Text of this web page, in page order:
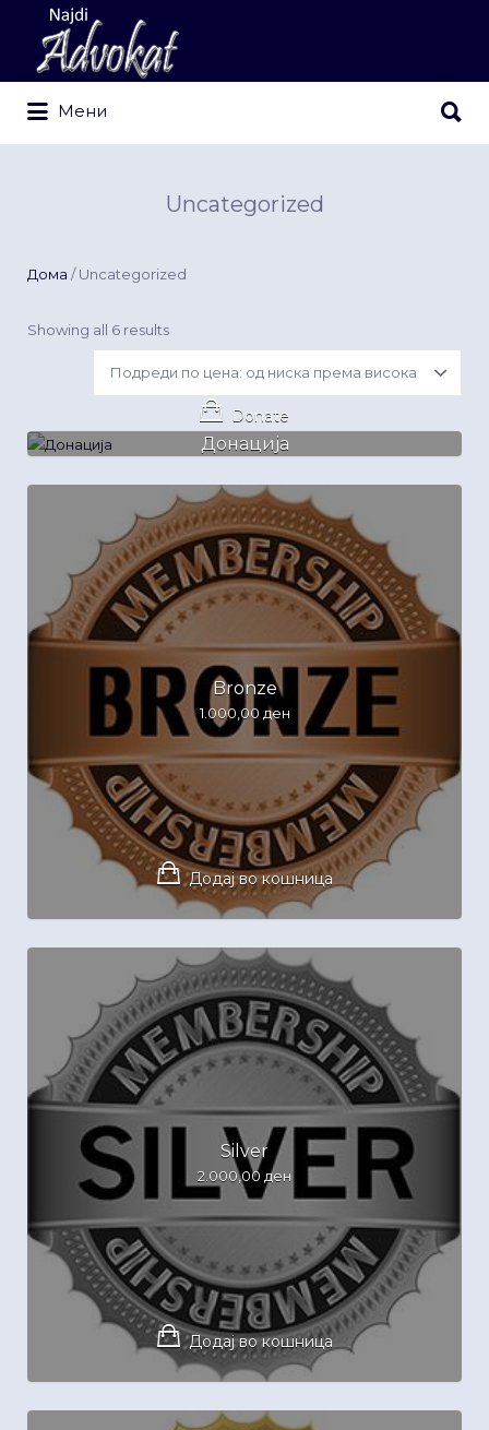
Search
for:
Мени
for:
Uncategorized
Дома / Uncategorized
Showing all 6 resultsSorted
by
price:
high
Донација
Donate
Bronze
1.000,00 ден
Додај во кошница
Silver
2.000,00 ден
Додај во кошница